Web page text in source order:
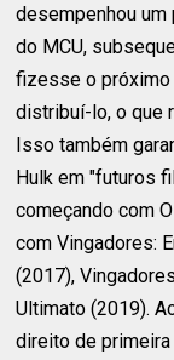
desempenhou
do MCU,
fizesse o próximo
distribuí-lo, o que
Isso também
Hulk em "futuros
começando com
com Vingadores:
(2017),
Ultimato (2019).
direito de